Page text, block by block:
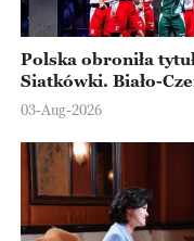
Polska obroniła
Siatkówki. Biało-
Ningbo
03-Aug-2026